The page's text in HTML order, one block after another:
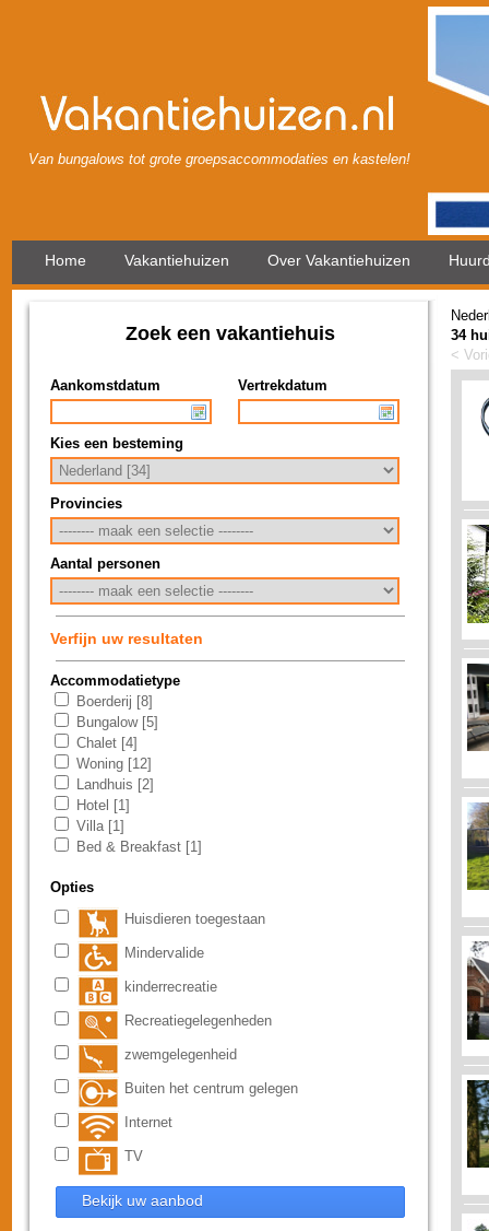
Van bungalows tot grote groepsaccommodaties en kastelen!
Home Vakantiehuizen Over Vakantiehuizen
Zoek een vakantiehuis
Aankomstdatum Vertrekdatum
Kies een besteming
Provincies
Aantal personen
Verfijn uw resultaten
Accommodatietype
Boerderij [8]
Bungalow [5]
Chalet [4]
Woning [12]
Landhuis [2]
Hotel [1]
Villa [1]
Bed & Breakfast [1]
Opties
Huisdieren toegestaan
Mindervalide
kinderrecreatie
Recreatiegelegenheden
zwemgelegenheid
Buiten het centrum gelegen
Internet
TV
Bekijk uw aanbod
34
<